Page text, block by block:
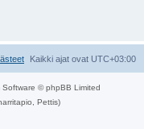
Kaikki ajat ovat UTC+03:00
Software © phpBB Limited
Pettis)